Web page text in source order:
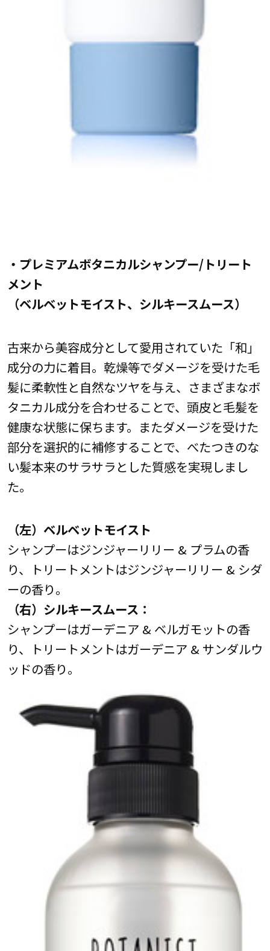
・プレミアムボタニカルシャンプー/トリート
メント
（ベルベットモイスト、シルキースムース）
古来から美容成分として愛用されていた「和」
成分の力に着目。乾燥等でダメージを受けた毛
髪に柔軟性と自然なツヤを与え、さまざまなボ
タニカル成分を合わせることで、頭皮と毛髪を
健康な状態に保ちます。またダメージを受けた
部分を選択的に補修することで、べたつきのな
い髪本来のサラサラとした質感を実現しまし
た。
（左）ベルベットモイスト
シャンプーはジンジャーリリー & プラムの香
り、トリートメントはジンジャーリリー & シダ
ーの香り。
（右）シルキースムース：
シャンプーはガーデニア & ベルガモットの香
り、トリートメントはガーデニア & サンダルウ
ッドの香り。